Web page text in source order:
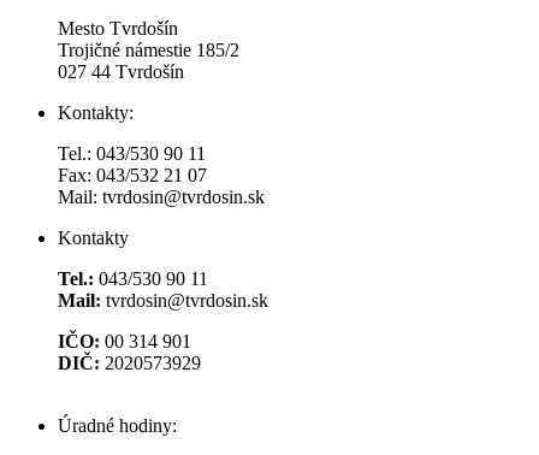
Mesto Tvrdošín
Trojičné námestie 185/2
027 44 Tvrdošín
Kontakty:
Tel.: 043/530 90 11
Fax: 043/532 21 07
Mail: tvrdosin@tvrdosin.sk
Kontakty
Tel.: 043/530 90 11
Mail: tvrdosin@tvrdosin.sk
IČO: 00 314 901
DIČ: 2020573929
Úradné hodiny: